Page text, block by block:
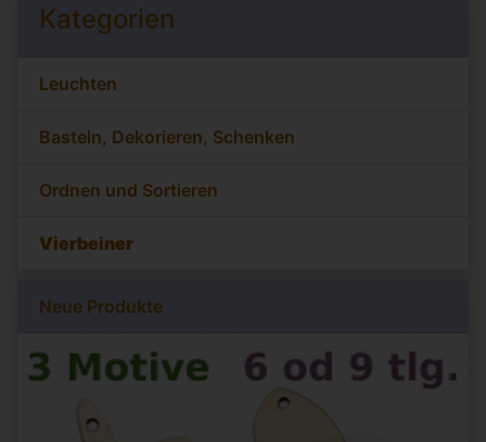
Kategorien
Leuchten
Basteln, Dekorieren, Schenken
Ordnen und Sortieren
Vierbeiner
Neue Produkte